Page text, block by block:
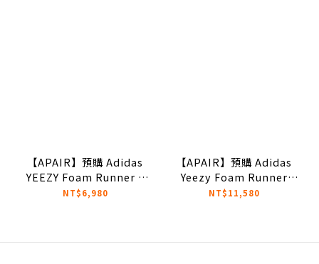
【APAIR】預購 Adidas
YEEZY Foam Runner "
Sulfur " GV6775 奶油色
NT$6,980
【APAIR】預購 Adidas
Yeezy Foam Runner
"Sand" 沙色 洞洞鞋
NT$11,580